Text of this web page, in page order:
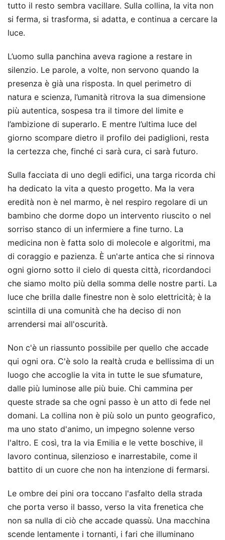
tutto il resto sembra vacillare. Sulla collina, la vita non
si ferma, si trasforma, si adatta, e continua a cercare la
luce.
L’uomo sulla panchina aveva ragione a restare in
silenzio. Le parole, a volte, non servono quando la
presenza è già una risposta. In quel perimetro di
natura e scienza, l’umanità ritrova la sua dimensione
più autentica, sospesa tra il timore del limite e
l’ambizione di superarlo. E mentre l’ultima luce del
giorno scompare dietro il profilo dei padiglioni, resta
la certezza che, finché ci sarà cura, ci sarà futuro.
Sulla facciata di uno degli edifici, una targa ricorda chi
ha dedicato la vita a questo progetto. Ma la vera
eredità non è nel marmo, è nel respiro regolare di un
bambino che dorme dopo un intervento riuscito o nel
sorriso stanco di un infermiere a fine turno. La
medicina non è fatta solo di molecole e algoritmi, ma
di coraggio e pazienza. È un'arte antica che si rinnova
ogni giorno sotto il cielo di questa città, ricordandoci
che siamo molto più della somma delle nostre parti. La
luce che brilla dalle finestre non è solo elettricità; è la
scintilla di una comunità che ha deciso di non
arrendersi mai all'oscurità.
Non c'è un riassunto possibile per quello che accade
qui ogni ora. C'è solo la realtà cruda e bellissima di un
luogo che accoglie la vita in tutte le sue sfumature,
dalle più luminose alle più buie. Chi cammina per
queste strade sa che ogni passo è un atto di fede nel
domani. La collina non è più solo un punto geografico,
ma uno stato d'animo, un impegno solenne verso
l'altro. E così, tra la via Emilia e le vette boschive, il
lavoro continua, silenzioso e inarrestabile, come il
battito di un cuore che non ha intenzione di fermarsi.
Le ombre dei pini ora toccano l'asfalto della strada
che porta verso il basso, verso la vita frenetica che
non sa nulla di ciò che accade quassù. Una macchina
scende lentamente i tornanti, i fari che illuminano